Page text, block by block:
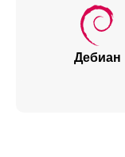
Дебиан